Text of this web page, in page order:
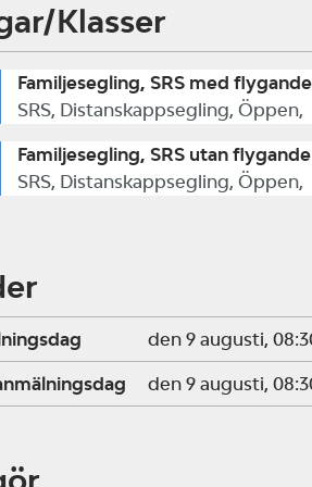
Klasser
Familjesegling, SRS med
SRS, Distanskappsegling, Öppen,
Familjesegling, SRS utan
SRS, Distanskappsegling, Öppen,
den 9 augusti,
den 9 augusti,